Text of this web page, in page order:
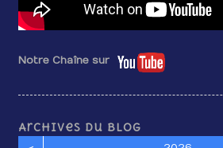
Notre Chaîne sur
Archives du blog